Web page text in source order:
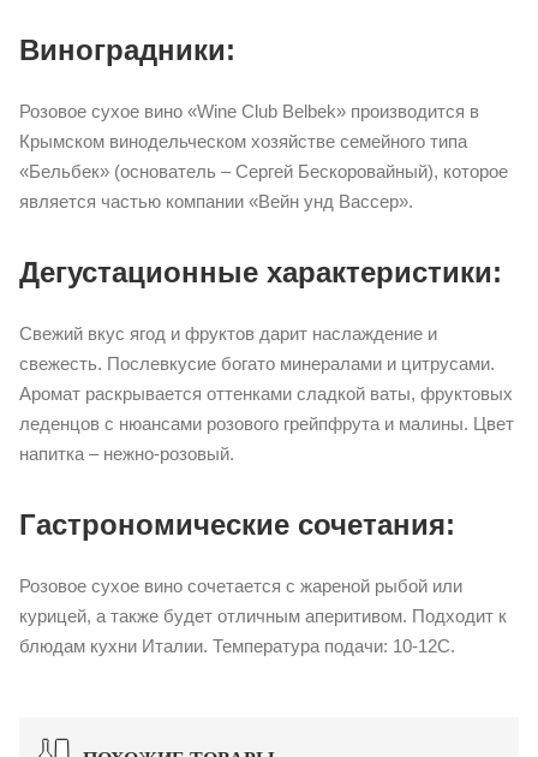
Виноградники:
Розовое сухое вино «Wine Club Belbek» производится в
Крымском винодельческом хозяйстве семейного типа
«Бельбек» (основатель – Сергей Бескоровайный), которое
является частью компании «Вейн унд Вассер».
Дегустационные характеристики:
Свежий вкус ягод и фруктов дарит наслаждение и
свежесть. Послевкусие богато минералами и цитрусами.
Аромат раскрывается оттенками сладкой ваты, фруктовых
леденцов с нюансами розового грейпфрута и малины. Цвет
напитка – нежно-розовый.
Гастрономические сочетания:
Розовое сухое вино сочетается с жареной рыбой или
курицей, а также будет отличным аперитивом. Подходит к
блюдам кухни Италии. Температура подачи: 10-12С.